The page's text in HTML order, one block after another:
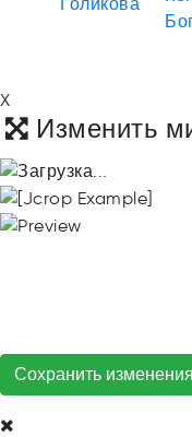
X
Изменить
Сохранить изменения